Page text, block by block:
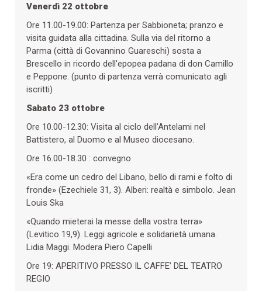
Venerdì 22 ottobre
Ore 11.00-19.00: Partenza per Sabbioneta; pranzo e
visita guidata alla cittadina. Sulla via del ritorno a
Parma (città di Govannino Guareschi) sosta a
Brescello in ricordo dell'epopea padana di don Camillo
e Peppone. (punto di partenza verrà comunicato agli
iscritti)
Sabato 23 ottobre
Ore 10.00-12.30: Visita al ciclo dell’Antelami nel
Battistero, al Duomo e al Museo diocesano.
Ore 16.00-18.30 : convegno
«Era come un cedro del Libano, bello di rami e folto di
fronde» (Ezechiele 31, 3). Alberi: realtà e simbolo. Jean
Louis Ska
«Quando mieterai la messe della vostra terra»
(Levitico 19,9). Leggi agricole e solidarietà umana.
Lidia Maggi. Modera Piero Capelli
Ore 19: APERITIVO PRESSO IL CAFFE’ DEL TEATRO
REGIO